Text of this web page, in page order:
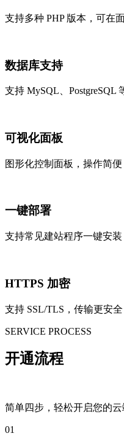
支持多种 PHP 版本，可在
数据库支持
支持 MySQL、PostgreSQL
可视化面板
图形化控制面板，操作简便
一键部署
支持常见建站程序一键安装
HTTPS 加密
支持 SSL/TLS，传输更安全
SERVICE PROCESS
开通流程
简单四步，轻松开启您的云
01